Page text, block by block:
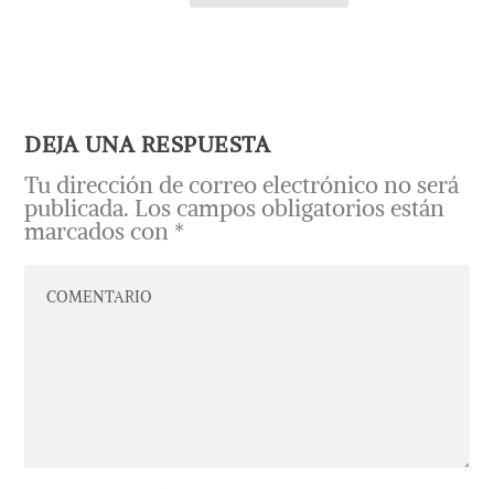
DEJA UNA RESPUESTA
Tu dirección de correo electrónico no será
publicada. Los campos obligatorios están
marcados con *